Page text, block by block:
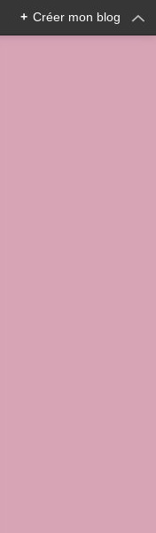
+ Créer mon blog